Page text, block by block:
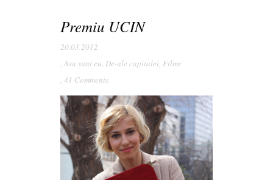
Premiu UCIN
20.03.2012
, Asa sunt eu, De-ale capitalei, Filme
, 41 Comments